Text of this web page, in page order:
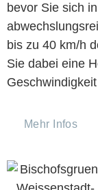
bevor Sie sich
bis zu 40 km/h
Sie dabei eine
Mehr Infos